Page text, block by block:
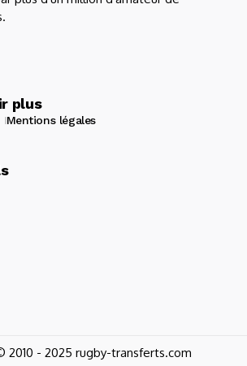
plus
Mentions légales
2010 - 2025 rugby-transferts.com